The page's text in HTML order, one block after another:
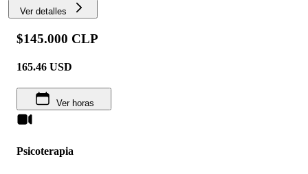
Ver detalles
$145.000 CLP
165.46 USD
Ver horas
Psicoterapia